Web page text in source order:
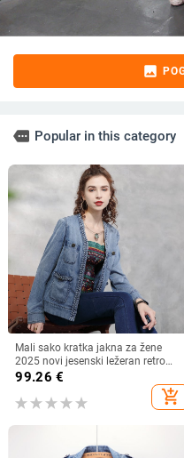
image
more Popular in this category
Mali sako kratka jakna za žene
2025 novi jesenski ležeran retro
dizajn pleteni traper top 9323
99.26 €
add_shopping_cart